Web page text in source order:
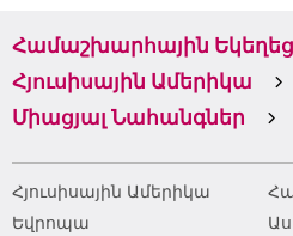
Համաշխարհային
Հյուսիսային Ամերիկա
Միացյալ Նահանգներ
Հյուսիսային Ամերիկա
Եվրոպա